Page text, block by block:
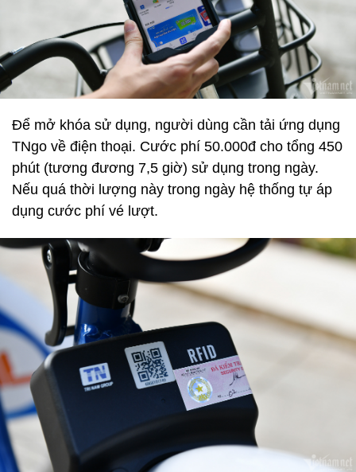
Để mở khóa sử dụng, người dùng cần tải ứng dụng
TNgo về điện thoại. Cước phí 50.000đ cho tổng 450
phút (tương đương 7,5 giờ) sử dụng trong ngày.
Nếu quá thời lượng này trong ngày hệ thống tự áp
dụng cước phí vé lượt.